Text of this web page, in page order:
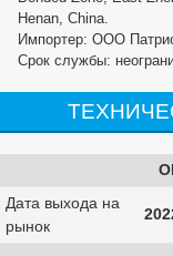
Henan, China.
Импортер: ООО
Срок службы:
Дата выхода на
рынок